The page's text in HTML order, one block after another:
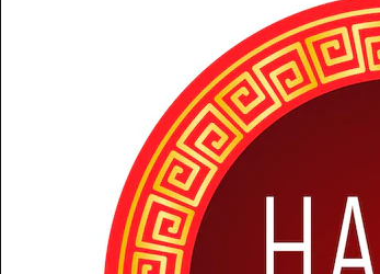
Nền tảng sáng tạo giúp bạn làm chủ những
tác phẩm xuất sắc nhất. Hơn 1 triệu người
đăng ký đến từ các nhà sáng tạo, doanh
nghiệp, agency và studio.
Tiếng Việt